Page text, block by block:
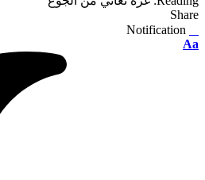
Share
Notification
Font
Aa